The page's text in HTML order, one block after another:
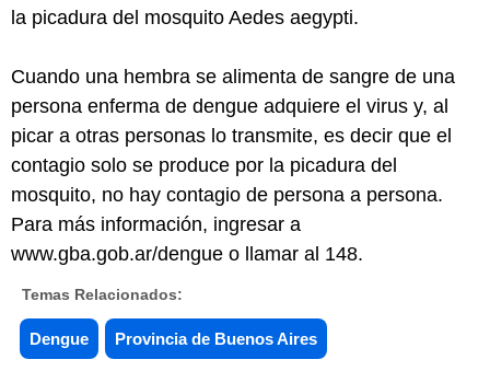
la picadura del mosquito Aedes aegypti.
Cuando una hembra se alimenta de sangre de una
persona enferma de dengue adquiere el virus y, al
picar a otras personas lo transmite, es decir que el
contagio solo se produce por la picadura del
mosquito, no hay contagio de persona a persona.
Para más información, ingresar a
www.gba.gob.ar/dengue o llamar al 148.
Temas Relacionados:
Dengue Provincia de Buenos Aires